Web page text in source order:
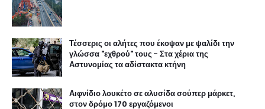
Τέσσερις οι αλήτες που έκοψαν με ψαλίδι την
γλώσσα "εχθρού" τους - Στα χέρια της
Αστυνομίας τα αδίστακτα κτήνη
Αιφνίδιο λουκέτο σε αλυσίδα σούπερ μάρκετ,
στον δρόμο 170 εργαζόμενοι